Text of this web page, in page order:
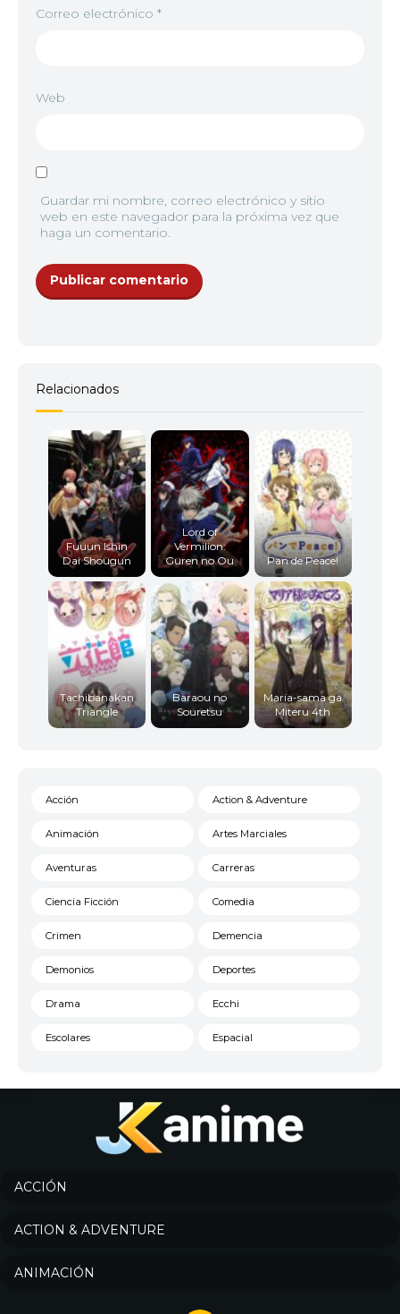
Correo electrónico *
Web
Guardar mi nombre, correo electrónico y sitio
web en este navegador para la próxima vez que
haga un comentario.
Relacionados
Fuuun Ishin
Dai Shougun
Lord of
Vermilion:
Guren no Ou
Pan de Peace!
Tachibanakan
Triangle
Baraou no
Souretsu
Maria-sama ga
Miteru 4th
Acción Action & Adventure
Animación Artes Marciales
Aventuras Carreras
Ciencia Ficción Comedia
Crimen Demencia
Demonios Deportes
Drama Ecchi
Escolares Espacial
Historico
Josei
Música
ACCIÓN
ACTION & ADVENTURE
ANIMACIÓN